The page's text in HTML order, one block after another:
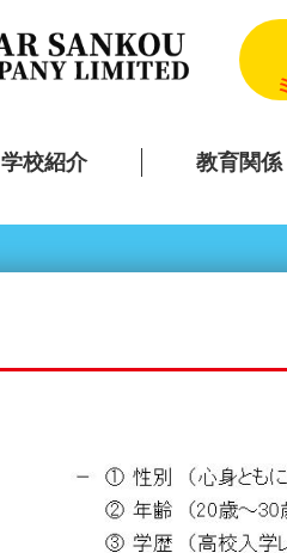
学校紹介 教育関係